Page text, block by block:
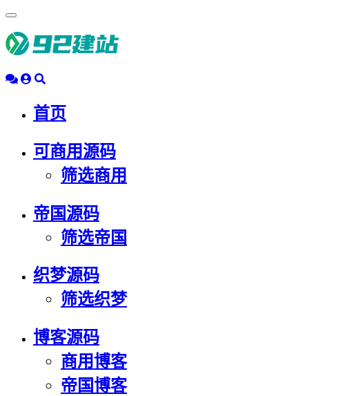
动
导
首页
可商用源码
筛选商用
帝国源码
筛选帝国
织梦源码
筛选织梦
博客源码
商用博客
帝国博客